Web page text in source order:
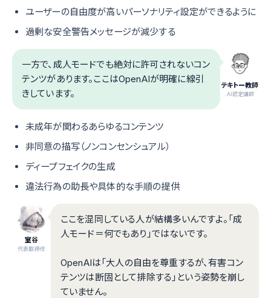
ユーザーの自由度が高いパーソナリティ設定ができるように
過剰な安全警告メッセージが減少する
テキトー教師
.AI認定講師
一方で、成人モードでも絶対に許可されないコン
テンツがあります。ここはOpenAIが明確に線引
きしています。
未成年が関わるあらゆるコンテンツ
非同意の描写（ノンコンセンシュアル）
ディープフェイクの生成
違法行為の助長や具体的な手順の提供
室谷
代表取締役
ここを混同している人が結構多いんですよ。「成
人モード＝何でもあり」ではないです。
OpenAIは「大人の自由を尊重するが、有害コン
テンツは断固として排除する」という姿勢を崩し
ていません。